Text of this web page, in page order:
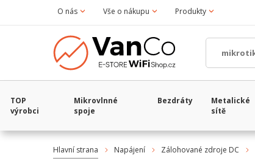
O nás Vše o nákupu Produkty
TOP
výrobci
Mikrovlnné
spoje
Bezdráty
Metalické
sítě
Hlavní strana Napájení Zálohované zdroje DC